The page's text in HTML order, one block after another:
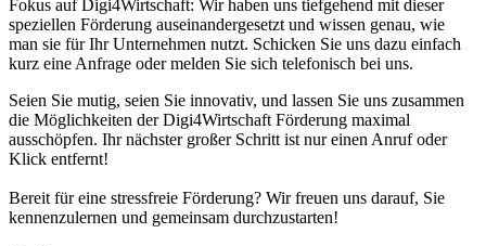
Fokus auf Digi4Wirtschaft: Wir haben uns tiefgehend mit dieser
speziellen Förderung auseinandergesetzt und wissen genau, wie
man sie für Ihr Unternehmen nutzt. Schicken Sie uns dazu einfach
kurz eine Anfrage oder melden Sie sich telefonisch bei uns.
Seien Sie mutig, seien Sie innovativ, und lassen Sie uns zusammen
die Möglichkeiten der Digi4Wirtschaft Förderung maximal
ausschöpfen. Ihr nächster großer Schritt ist nur einen Anruf oder
Klick entfernt!
Bereit für eine stressfreie Förderung? Wir freuen uns darauf, Sie
kennenzulernen und gemeinsam durchzustarten!